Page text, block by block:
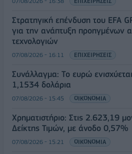
Στρατηγική επένδυση του EFA
για την ανάπτυξη προηγμένων
τεχνολογιών
07/08/2026 - 16:11 ΕΠΙΧΕΙΡΗΣΕΙΣ
Συνάλλαγμα: Το ευρώ
1,1534 δολάρια
07/08/2026 - 15:45 ΟΙΚΟΝΟΜΙΑ
Χρηματιστήριο: Στις 2.623,19
Δείκτης Τιμών, με άνοδο 0,57%
07/08/2026 - 15:21 ΟΙΚΟΝΟΜΙΑ